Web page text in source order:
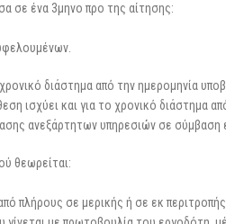
σε ένα 3μηνο προ της αίτησης:
διάστημα από την ημερομηνία
ισχύει και για το χρονικό διάστημα
ανεξάρτητων υπηρεσιών σε σύμβαση
θεωρείται:
πλήρους σε μερικής ή σε εκ περιτροπής